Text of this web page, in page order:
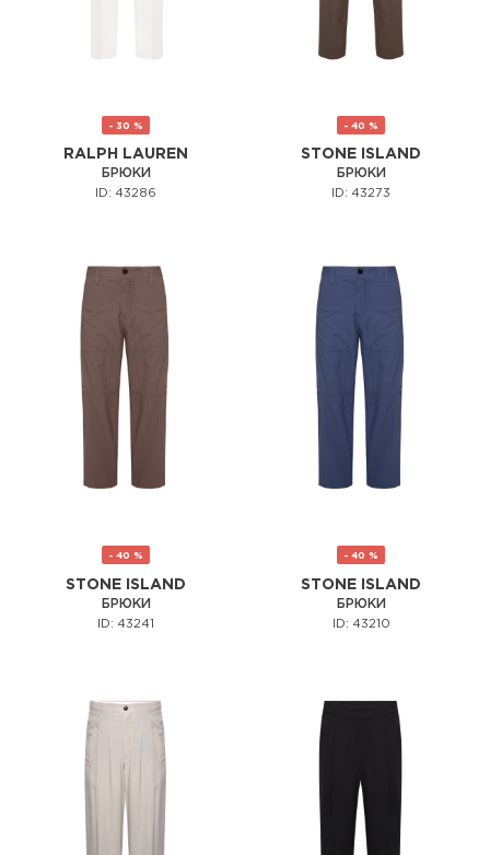
- 30 %
RALPH LAUREN
БРЮКИ
ID: 43286
- 40 %
STONE ISLAND
БРЮКИ
ID: 43273
- 40 %
STONE ISLAND
БРЮКИ
ID: 43241
- 40 %
STONE ISLAND
БРЮКИ
ID: 43210